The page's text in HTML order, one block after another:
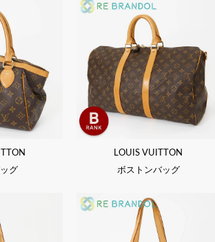
グ
LOUIS VUITTON
ボストンバッグ